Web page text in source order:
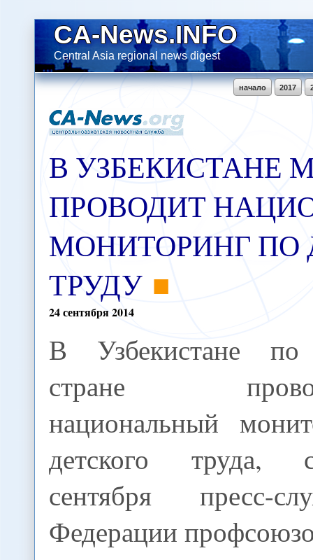
CA-News.INFO
Central Asia regional news digest
2017
начало
В УЗБЕКИСТАНЕ
ПРОВОДИТ
МОНИТОРИНГ ПО
ТРУДУ
24сентября2014
В Узбекистане по
стране
национальный
детского труда,
сентября пресс-
Федерации